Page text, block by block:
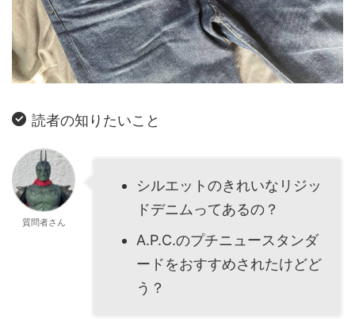
読者の知りたいこと
質問者さん
シルエットのきれいなリジッ
ドデニムってあるの？
A.P.C.のプチニュースタンダ
ードをおすすめされたけどど
う？